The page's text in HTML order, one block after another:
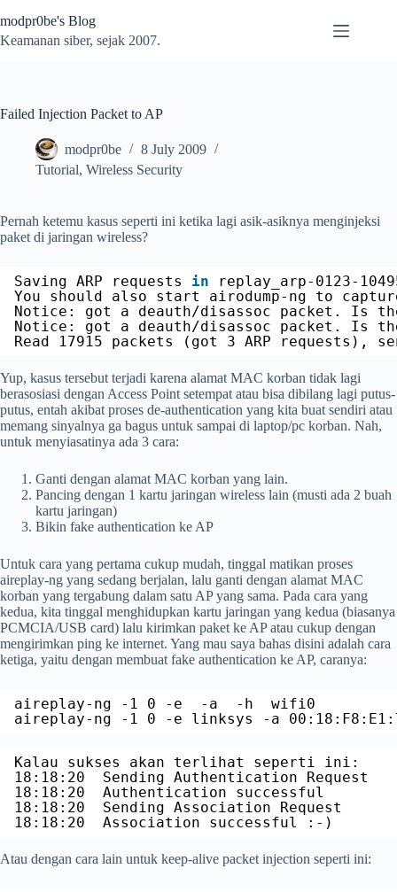
to
content
modpr0be's Blog
Keamanan siber, sejak 2007.
Failed Injection Packet to AP
modpr0be
8 July 2009
Tutorial, Wireless Security
Pernah ketemu kasus seperti ini ketika lagi asik-asiknya menginjeksi
paket di jaringan wireless?
Saving ARP requests in
replay_arp-0123-
You should also start airodump-ng to
Notice: got a deauth/disassoc
packet. Is
Notice: got a deauth/disassoc
packet. Is
Read 17915 packets (got 3 ARP requests),
Yup, kasus tersebut terjadi karena alamat MAC korban tidak lagi
berasosiasi dengan Access Point setempat atau bisa dibilang lagi putus-
putus, entah akibat proses de-authentication yang kita buat sendiri atau
memang sinyalnya ga bagus untuk sampai di laptop/pc korban. Nah,
untuk menyiasatinya ada 3 cara:
Ganti dengan alamat MAC korban yang lain.
Pancing dengan 1 kartu jaringan wireless lain (musti ada 2 buah
kartu jaringan)
Bikin fake authentication ke AP
Untuk cara yang pertama cukup mudah, tinggal matikan proses
aireplay-ng yang sedang berjalan, lalu ganti dengan alamat MAC
korban yang tergabung dalam satu AP yang sama. Pada cara yang
kedua, kita tinggal menghidupkan kartu jaringan yang kedua (biasanya
PCMCIA/USB card) lalu kirimkan paket ke AP atau cukup dengan
mengirimkan ping ke internet. Yang mau saya bahas disini adalah cara
ketiga, yaitu dengan membuat fake authentication ke AP, caranya:
aireplay-ng -1 0 -e  -a  -h  wifi0
aireplay-ng -1 0 -e linksys -a
Kalau sukses akan terlihat seperti ini:
18:18:20  Sending Authentication Request
18:18:20  Authentication successful
18:18:20  Sending Association Request
18:18:20  Association successful :-)
Atau dengan cara lain untuk keep-alive packet injection seperti ini: